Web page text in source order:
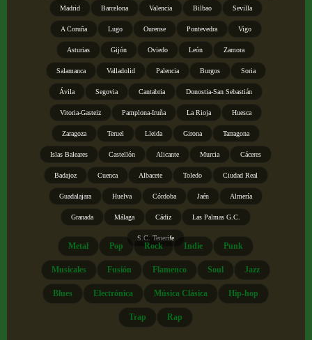
Madrid Barcelona Valencia Bilbao Sevilla
A Coruña Lugo Ourense Pontevedra Vigo
Asturias Gijón Oviedo León Zamora
Salamanca Valladolid Palencia Burgos Soria
Ávila Segovia Cantabria Donostia-San Sebastián
Vitoria-Gasteiz Pamplona-Iruña La Rioja Huesca
Zaragoza Teruel Lleida Girona Tarragona
Islas Baleares Castellón Alicante Murcia Cáceres
Badajoz Cuenca Albacete Toledo Ciudad Real
Guadalajara Huelva Córdoba Jaén Almería
Granada Málaga Cádiz Las Palmas G.C.
S.C. Tenerife
Metal Pop Rock Indie Punk
Musicales Fusión Flamenco Soul Jazz
Blues Electrónica Música Clásica Hip-hop
Trap Rap